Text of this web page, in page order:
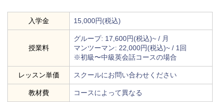
入学金 15,000円(税込)
授業料
グループ: 17,600円(税込)~ / 月
マンツーマン: 22,000円(税込)~ / 1回
※初級〜中級英会話コースの場合
レッスン単価 スクールにお問い合わせください
教材費 コースによって異なる